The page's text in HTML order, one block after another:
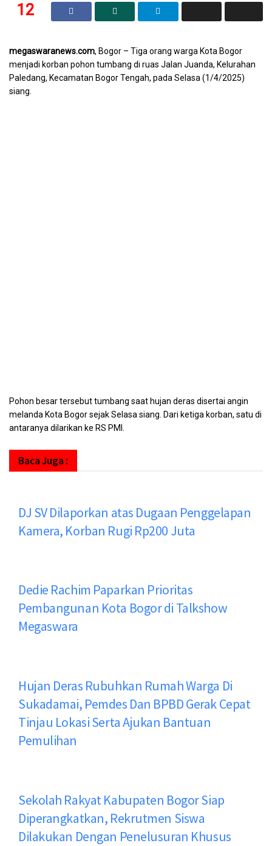
12
megaswaranews.com, Bogor – Tiga orang warga Kota Bogor
menjadi korban pohon tumbang di ruas Jalan Juanda, Kelurahan
Paledang, Kecamatan Bogor Tengah, pada Selasa (1/4/2025)
siang.
Pohon besar tersebut tumbang saat hujan deras disertai angin
melanda Kota Bogor sejak Selasa siang. Dari ketiga korban, satu di
antaranya dilarikan ke RS PMI.
Baca Juga :
DJ SV Dilaporkan atas Dugaan Penggelapan
Kamera, Korban Rugi Rp200 Juta
Dedie Rachim Paparkan Prioritas
Pembangunan Kota Bogor di Talkshow
Megaswara
Hujan Deras Rubuhkan Rumah Warga Di
Sukadamai, Pemdes Dan BPBD Gerak Cepat
Tinjau Lokasi Serta Ajukan Bantuan
Pemulihan
Sekolah Rakyat Kabupaten Bogor Siap
Diperangkatkan, Rekrutmen Siswa
Dilakukan Dengan Penelusuran Khusus